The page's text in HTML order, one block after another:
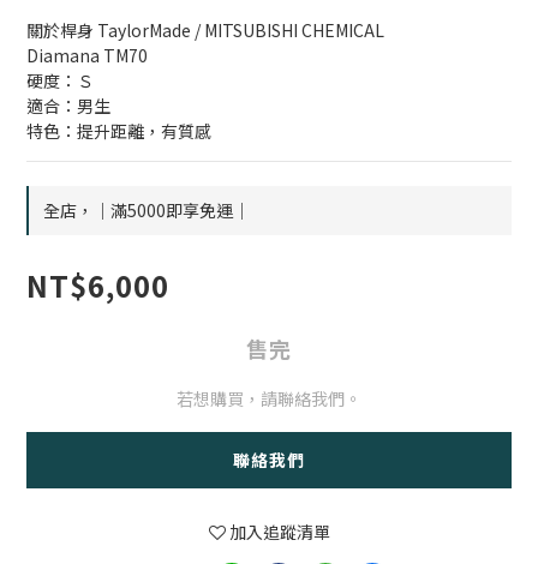
關於桿身 TaylorMade / MITSUBISHI CHEMICAL
Diamana TM70
硬度：Ｓ
適合：男生
特色：提升距離，有質感
全店，｜滿5000即享免運｜
NT$6,000
售完
若想購買，請聯絡我們。
聯絡我們
加入追蹤清單